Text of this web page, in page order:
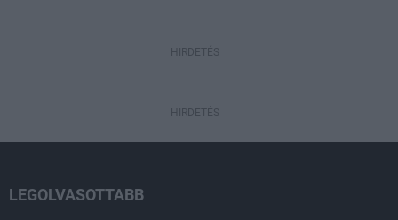
HIRDETÉS
HIRDETÉS
LEGOLVASOTTABB